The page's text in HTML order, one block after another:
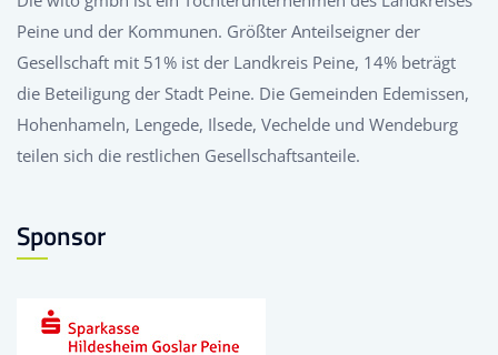
Peine und der Kommunen. Größter Anteilseigner der
Gesellschaft mit 51% ist der Landkreis Peine, 14% beträgt
die Beteiligung der Stadt Peine. Die Gemeinden Edemissen,
Hohenhameln, Lengede, Ilsede, Vechelde und Wendeburg
teilen sich die restlichen Gesellschaftsanteile.
Sponsor